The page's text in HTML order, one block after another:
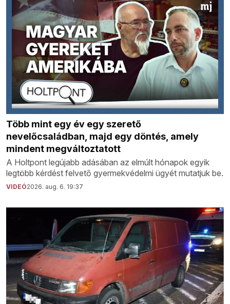
Több mint egy év egy szerető
nevelőcsaládban, majd egy döntés, amely
mindent megváltoztatott
A Holtpont legújabb adásában az elmúlt hónapok egyik
legtöbb kérdést felvető gyermekvédelmi ügyét mutatjuk be.
VIDEÓ2026. aug. 6. 19:37